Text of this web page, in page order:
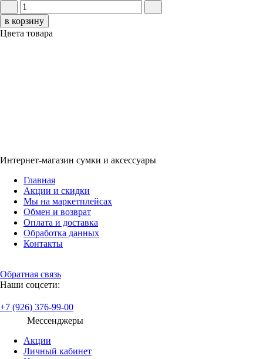
в корзину
Цвета товара
Интернет-магазин сумки и аксессуары
Главная
Акции и скидки
Мы на маркетплейсах
Обмен и возврат
Оплата и доставка
Обработка данных
Контакты
Обратная связь
Наши соцсети:
+7 (926) 376-99-00
Мессенджеры
Акции
Личный кабинет